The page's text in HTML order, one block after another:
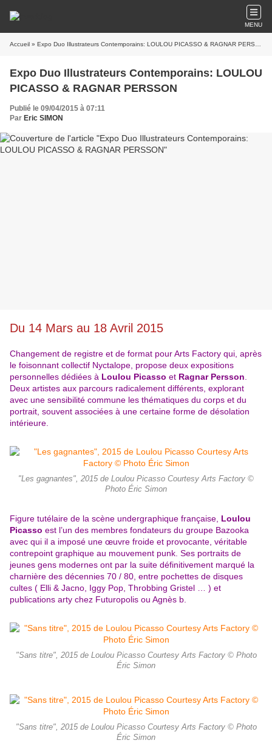
MENU
Accueil » Expo Duo Illustrateurs Contemporains: LOULOU PICASSO & RAGNAR PERSSON
Expo Duo Illustrateurs Contemporains: LOULOU
PICASSO & RAGNAR PERSSON
Publié le 09/04/2015 à 07:11
Par Eric SIMON
Du 14 Mars au 18 Avril 2015
Changement de registre et de format pour Arts Factory qui, après
le foisonnant collectif Nyctalope, propose deux expositions
personnelles dédiées à Loulou Picasso et Ragnar Persson
Deux artistes aux parcours radicalement différents, explorant
avec une sensibilité commune les thématiques du corps et du
portrait, souvent associées à une certaine forme de désolation
intérieure.
"Les gagnantes", 2015 de Loulou Picasso Courtesy Arts Factory ©
Photo Éric Simon
Figure tutélaire de la scène undergraphique française, Loulou
Picasso est l’un des membres fondateurs du groupe Bazooka
avec qui il a imposé une œuvre froide et provocante, véritable
contrepoint graphique au mouvement punk. Ses portraits de
jeunes gens modernes ont par la suite définitivement marqué la
charnière des décennies 70 / 80, entre pochettes de disques
cultes ( Elli & Jacno, Iggy Pop, Throbbing Gristel … ) et
publications arty chez Futuropolis ou Agnès b.
"Sans titre", 2015 de Loulou Picasso Courtesy Arts Factory © Photo
Éric Simon
"Sans titre", 2015 de Loulou Picasso Courtesy Arts Factory © Photo
Éric Simon